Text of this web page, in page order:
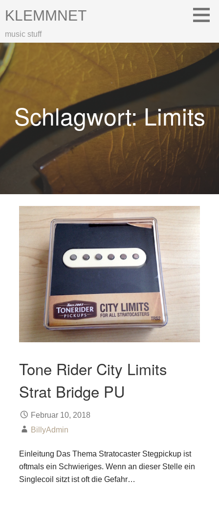
Inhalt
KLEMMNET
music stuff
Schlagwort: Limits
Tone Rider City Limits
Strat Bridge PU
Februar 10, 2018
BillyAdmin
Einleitung Das Thema Stratocaster Stegpickup ist
oftmals ein Schwieriges. Wenn an dieser Stelle ein
Singlecoil sitzt ist oft die Gefahr…